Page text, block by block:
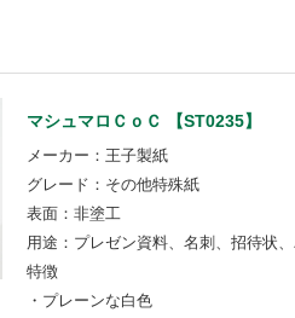
マシュマロＣｏＣ 【ST0235】
メーカー：王子製紙
グレード：その他特殊紙
表面：非塗工
用途：プレゼン資料、名刺、招待状
特徴
・プレーンな白色